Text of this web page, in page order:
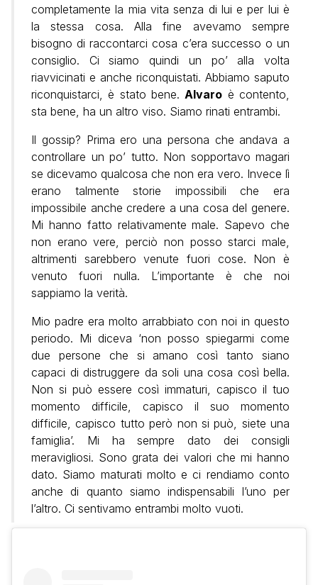
completamente la mia vita senza di lui e per lui è
la stessa cosa. Alla fine avevamo sempre
bisogno di raccontarci cosa c’era successo o un
consiglio. Ci siamo quindi un po’ alla volta
riavvicinati e anche riconquistati. Abbiamo saputo
riconquistarci, è stato bene. Alvaro è contento,
sta bene, ha un altro viso. Siamo rinati entrambi.
Il gossip? Prima ero una persona che andava a
controllare un po’ tutto. Non sopportavo magari
se dicevamo qualcosa che non era vero. Invece lì
erano talmente storie impossibili che era
impossibile anche credere a una cosa del genere.
Mi hanno fatto relativamente male. Sapevo che
non erano vere, perciò non posso starci male,
altrimenti sarebbero venute fuori cose. Non è
venuto fuori nulla. L’importante è che noi
sappiamo la verità.
Mio padre era molto arrabbiato con noi in questo
periodo. Mi diceva ‘non posso spiegarmi come
due persone che si amano così tanto siano
capaci di distruggere da soli una cosa così bella.
Non si può essere così immaturi, capisco il tuo
momento difficile, capisco il suo momento
difficile, capisco tutto però non si può, siete una
famiglia’. Mi ha sempre dato dei consigli
meravigliosi. Sono grata dei valori che mi hanno
dato. Siamo maturati molto e ci rendiamo conto
anche di quanto siamo indispensabili l’uno per
l’altro. Ci sentivamo entrambi molto vuoti.